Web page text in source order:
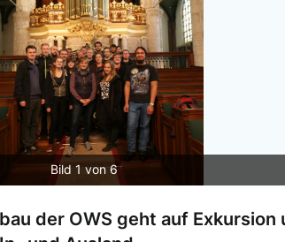
Bild 1 von 6
der OWS geht auf